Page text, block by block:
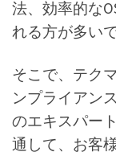
法、効率的な
れる方が多いで
そこで、テク
ンプライアン
のエキスパー
通して、お客